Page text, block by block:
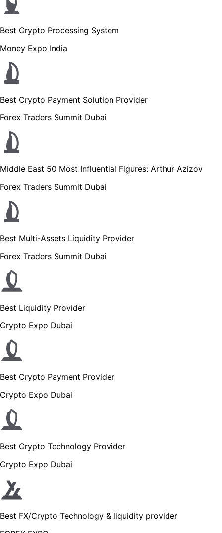
Best Crypto Processing System
Money Expo India
Best Crypto Payment Solution Provider
Forex Traders Summit Dubai
Middle East 50 Most Influential Figures: Arthur Azizov
Forex Traders Summit Dubai
Best Multi-Assets Liquidity Provider
Forex Traders Summit Dubai
Best Liquidity Provider
Crypto Expo Dubai
Best Crypto Payment Provider
Crypto Expo Dubai
Best Crypto Technology Provider
Crypto Expo Dubai
Best FX/Crypto Technology & liquidity provider